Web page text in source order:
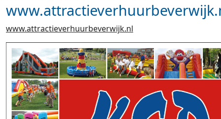
www.attractieverhuurbeverwijk.nl